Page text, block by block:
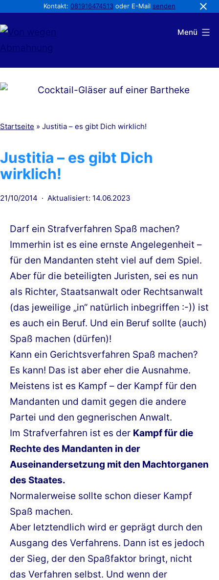
Kontakt: 081916474513 oder E-Mail senden
Inhalt
springen
Abmahnung
Menü
Startseite » Justitia – es gibt Dich wirklich!
Justitia – es gibt Dich
wirklich!
Veröffentlicht
21/10/2014 Aktualisiert: 14.06.2023
Darf ein Strafverfahren Spaß machen?
Immerhin ist es eine ernste Angelegenheit –
für den Mandanten steht viel auf dem Spiel.
Aber für die beteiligten Juristen, sei es nun
als Richter, Staatsanwalt oder Rechtsanwalt
(das jeweilige „in“ natürlich inbegriffen :-)) ist
es auch ein Beruf. Und ein Beruf sollte (auch)
Spaß machen (dürfen)!
Kann ein Gerichtsverfahren Spaß machen?
Es kann! Das ist aber eher die Ausnahme.
Meistens ist es Kampf – der Kampf für den
Mandanten und damit gegen die andere
Partei und den gegnerischen Anwalt.
Im Strafverfahren ist es der Kampf für die
Rechte des Mandanten in der
Auseinandersetzung mit den Machtorganen
des Staates.
Normalerweise sollte schon dieser Kampf
Spaß machen.
Aber letztendlich wird er geprägt durch den
Ausgang des Verfahrens. Dann ist es jedoch
der Sieg, der den Spaßfaktor bringt, nicht
das Verfahren selbst. Und wenn der